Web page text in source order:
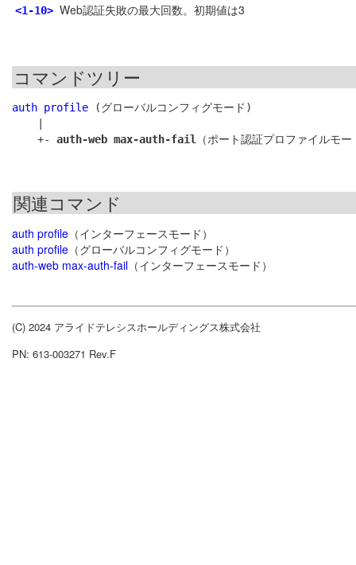
<1-10> Web認証失敗の最大回数。初期値は3
コマンドツリー
auth profile (グローバルコンフィグモード)
    +-
auth-web max-auth-fail
関連コマンド
auth profile （インターフェースモード）
auth profile （グローバルコンフィグモード）
auth-web max-auth-fail （インターフェースモード）
(C) 2024 アライドテレシスホールディングス株式会社
PN: 613-003271 Rev.F